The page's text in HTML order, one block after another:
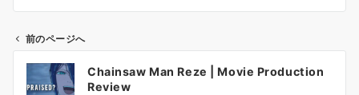
前のページへ
Chainsaw Man Reze | Movie Production
Review